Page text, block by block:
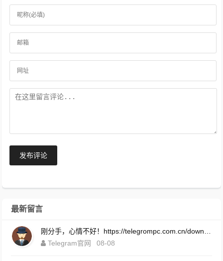
发布评论
最新留言
刚分手，心情不好！https://telegrompc.com.cn/download.html
Telegram官网
08-08